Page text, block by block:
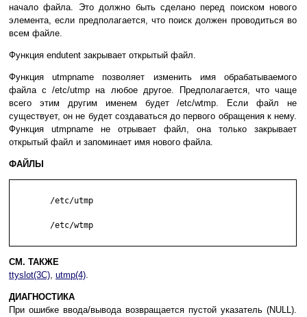
начало файла. Это должно быть сделано перед поиском нового
элемента, если предполагается, что поиск должен проводиться во
всем файле.
Функция endutent закрывает открытый файл.
Функция utmpname позволяет изменить имя обрабатываемого
файла с /etc/utmp на любое другое. Предполагается, что чаще
всего этим другим именем будет /etc/wtmp. Если файл не
существует, он не будет создаваться до первого обращения к нему.
Функция utmpname не отрывает файл, она только закрывает
открытый файл и запоминает имя нового файла.
ФАЙЛЫ
СМ. ТАКЖЕ
ttyslot(3C), utmp(4).
ДИАГНОСТИКА
При ошибке ввода/вывода возвращается пустой указатель (NULL).